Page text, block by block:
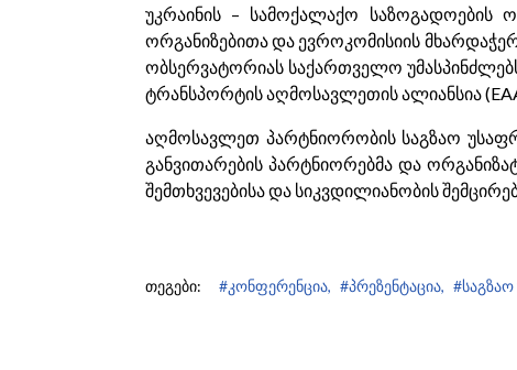
უკრაინის – სამოქალაქო საზოგადოების
ორგანიზებითა და ევროკომისიის
ობსერვატორიას საქართველო
ტრანსპორტის აღმოსავლეთის ალიანსია
აღმოსავლეთ პარტნიორობის საგზაო
განვითარების პარტნიორებმა და
შემთხვევებისა და სიკვდილიანობის
თეგები: #კონფერენცია, #პრეზენტაცია,